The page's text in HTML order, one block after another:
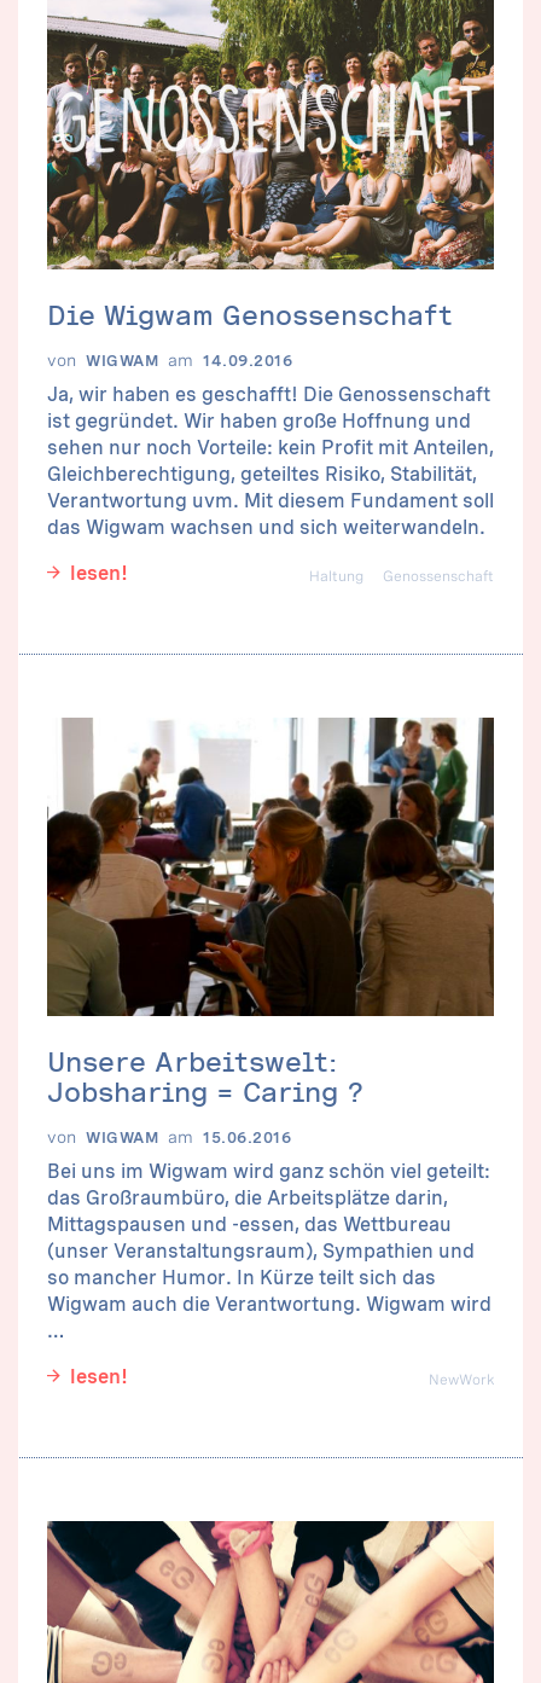
Die Wigwam Genossenschaft
von WIGWAM am 14.09.2016
Ja, wir haben es geschafft! Die Genossenschaft
ist gegründet. Wir haben große Hoffnung und
sehen nur noch Vorteile: kein Profit mit Anteilen,
Gleichberechtigung, geteiltes Risiko, Stabilität,
Verantwortung uvm. Mit diesem Fundament soll
das Wigwam wachsen und sich weiterwandeln.
lesen!
Genossenschaft
Haltung
Unsere Arbeitswelt:
Jobsharing = Caring ?
von WIGWAM am 15.06.2016
Bei uns im Wigwam wird ganz schön viel geteilt:
das Großraumbüro, die Arbeitsplätze darin,
Mittagspausen und -essen, das Wettbureau
(unser Veranstaltungsraum), Sympathien und
so mancher Humor. In Kürze teilt sich das
Wigwam auch die Verantwortung. Wigwam wird
…
lesen!
NewWork